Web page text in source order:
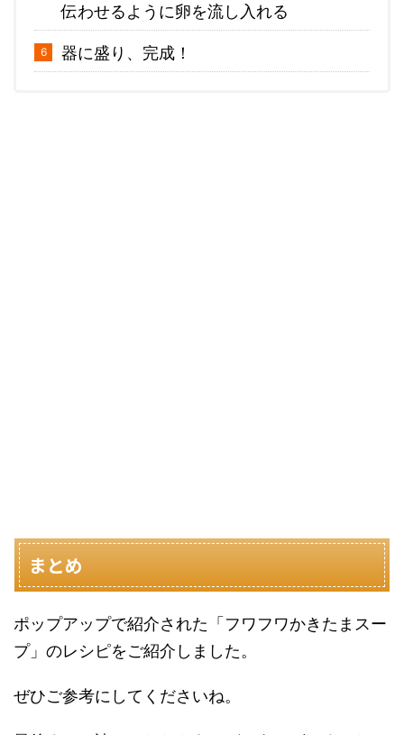
伝わせるように卵を流し入れる
器に盛り、完成！
まとめ
ポップアップで紹介された「フワフワかきたまスー
プ」のレシピをご紹介しました。
ぜひご参考にしてくださいね。